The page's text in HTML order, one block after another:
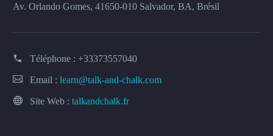
Av. Orlando Gomes, 41650-010 Salvador, BA, Brésil
Téléphone : +33373557040
Email : learn@talk-and-chalk.com
Site Web : talkandchalk.fr